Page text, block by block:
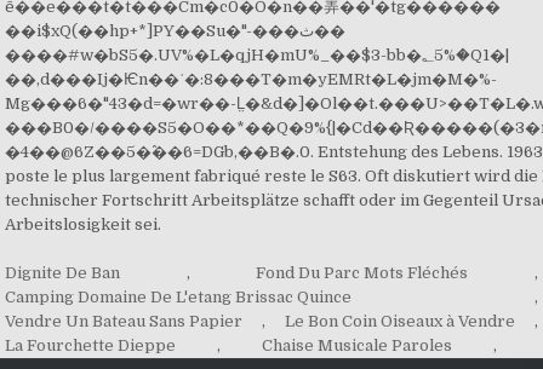
Dignite De Ban , Fond Du Parc Mots Fléchés
,
Camping Domaine De L'etang Brissac Quince
,
Vendre Un Bateau Sans Papier
, Le Bon Coin Oiseaux à Vendre
,
La Fourchette Dieppe
, Chaise Musicale Paroles ,